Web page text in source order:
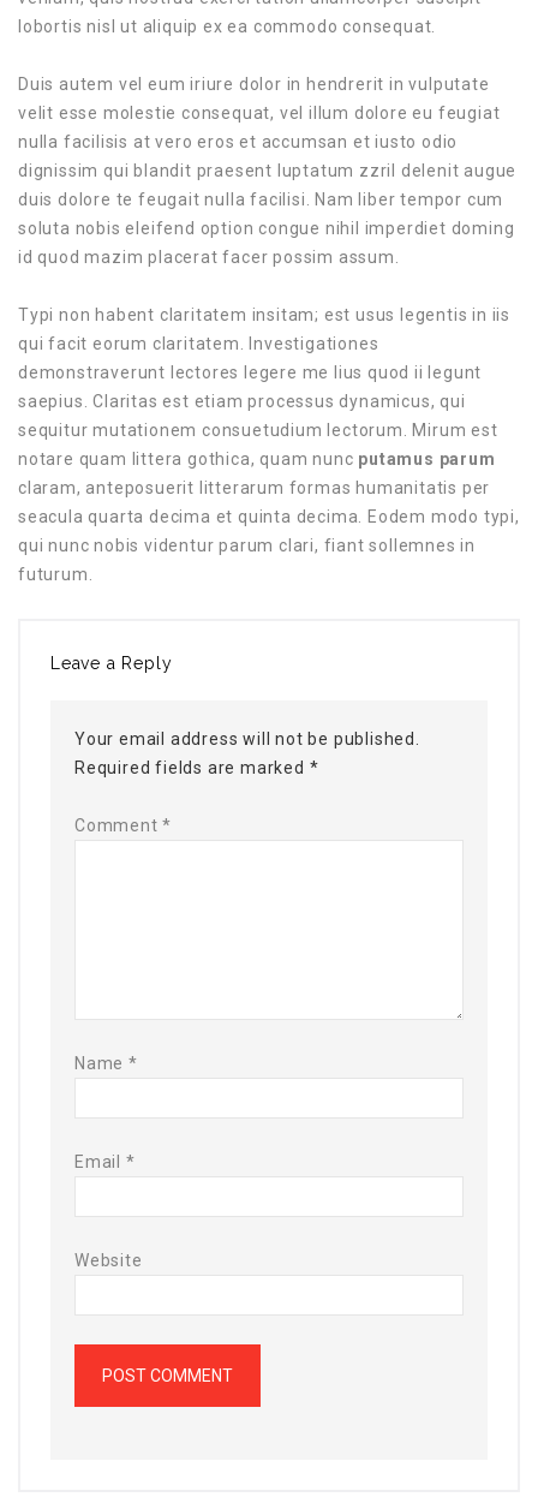
lobortis nisl ut aliquip ex ea commodo consequat.
Duis autem vel eum iriure dolor in hendrerit in vulputate
velit esse molestie consequat, vel illum dolore eu feugiat
nulla facilisis at vero eros et accumsan et iusto odio
dignissim qui blandit praesent luptatum zzril delenit augue
duis dolore te feugait nulla facilisi. Nam liber tempor cum
soluta nobis eleifend option congue nihil imperdiet doming
id quod mazim placerat facer possim assum.
Typi non habent claritatem insitam; est usus legentis in iis
qui facit eorum claritatem. Investigationes
demonstraverunt lectores legere me lius quod ii legunt
saepius. Claritas est etiam processus dynamicus, qui
sequitur mutationem consuetudium lectorum. Mirum est
notare quam littera gothica, quam nunc putamus parum
claram, anteposuerit litterarum formas humanitatis per
seacula quarta decima et quinta decima. Eodem modo typi,
qui nunc nobis videntur parum clari, fiant sollemnes in
futurum.
Leave a Reply
Your email address will not be published.
Required fields are marked *
Comment*
Name *
Email *
Website